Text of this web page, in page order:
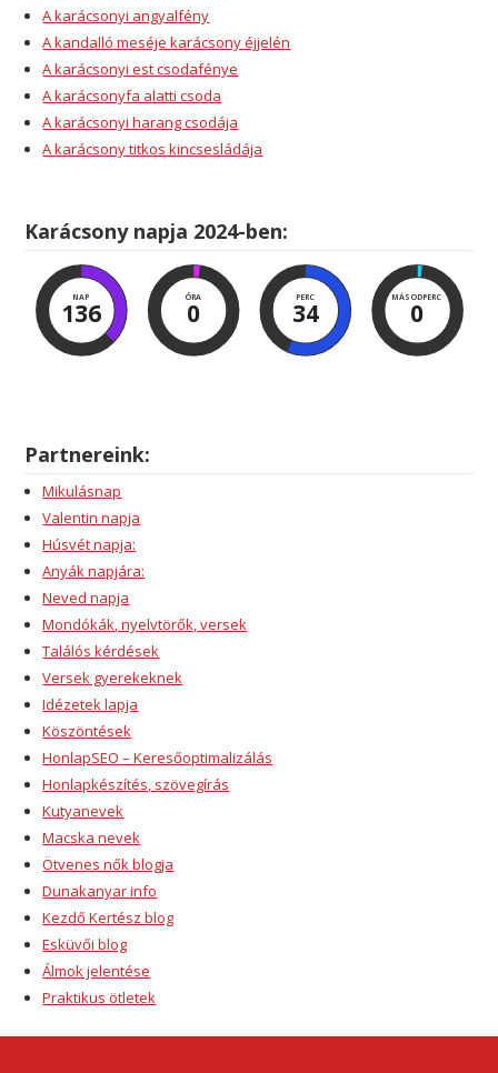
A karácsonyi angyalfény
A kandalló meséje karácsony éjjelén
A karácsonyi est csodafénye
A karácsonyfa alatti csoda
A karácsonyi harang csodája
A karácsony titkos kincsesládája
Karácsony napja 2024-ben:
NAP
136
ÓRA
0
PERC
33
MÁSODPERC
59
Partnereink:
Mikulásnap
Valentin napja
Húsvét napja:
Anyák napjára:
Neved napja
Mondókák, nyelvtörők, versek
Találós kérdések
Versek gyerekeknek
Idézetek lapja
Köszöntések
HonlapSEO – Keresőoptimalizálás
Honlapkészítés, szövegírás
Kutyanevek
Macska nevek
Ötvenes nők blogja
Dunakanyar info
Kezdő Kertész blog
Esküvői blog
Álmok jelentése
Praktikus ötletek